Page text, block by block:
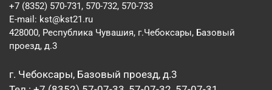
+7 (8352) 570-731, 570-732, 570-733
E-mail: kst@kst21.ru
428000, Республика Чувашия, г.Чебоксары, Базовый
проезд, д.3
г. Чебоксары, Базовый проезд, д.3